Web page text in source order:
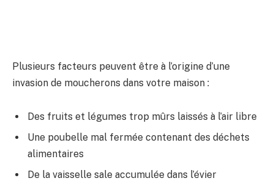
Plusieurs facteurs peuvent être à l’origine d’une
invasion de moucherons dans votre maison :
Des fruits et légumes trop mûrs laissés à l’air libre
Une poubelle mal fermée contenant des déchets
alimentaires
De la vaisselle sale accumulée dans l’évier